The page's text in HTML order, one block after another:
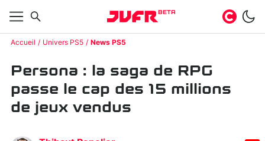
BETA
Accueil Univers PS5 News PS5
Persona : la saga de RPG
passe le cap des 15 millions
de jeux vendus